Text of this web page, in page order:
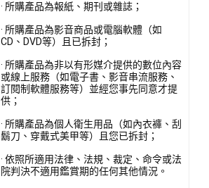
· 所購產品為報紙、期刊或雜誌；
· 所購產品為影音商品或電腦軟體（如
CD、DVD等）且已拆封；
· 所購產品為非以有形媒介提供的數位內容
或線上服務（如電子書、影音串流服務、
訂閱制軟體服務等）並經您事先同意才提
供；
· 所購產品為個人衛生用品（如內衣褲、刮
鬍刀、穿戴式美甲等）且您已拆封；
· 依照所適用法律、法規、裁定、命令或法
院判決不適用鑑賞期的任何其他情況。